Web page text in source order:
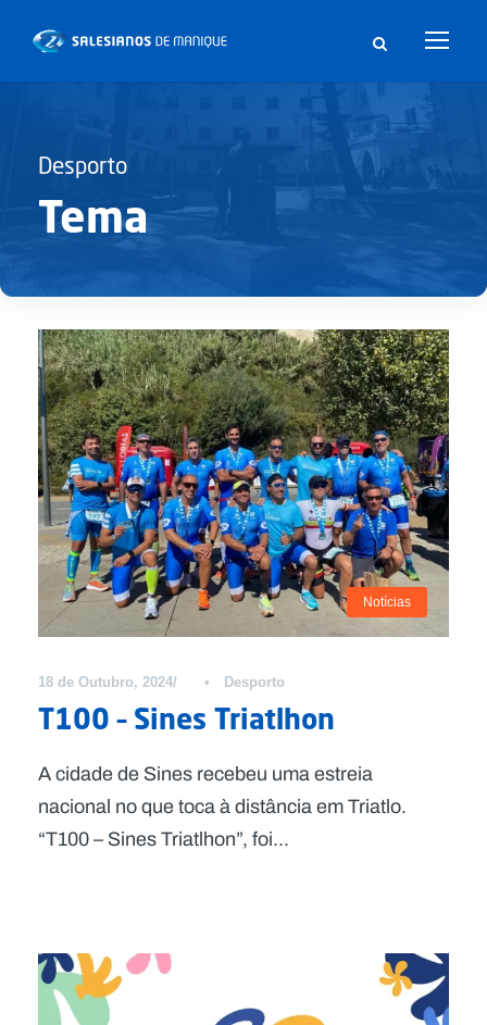
Desporto
Tema
Notícias
18 de Outubro, 2024 • Desporto
T100 – Sines Triatlhon
A cidade de Sines recebeu uma estreia
nacional no que toca à distância em Triatlo.
“T100 – Sines Triatlhon”, foi...